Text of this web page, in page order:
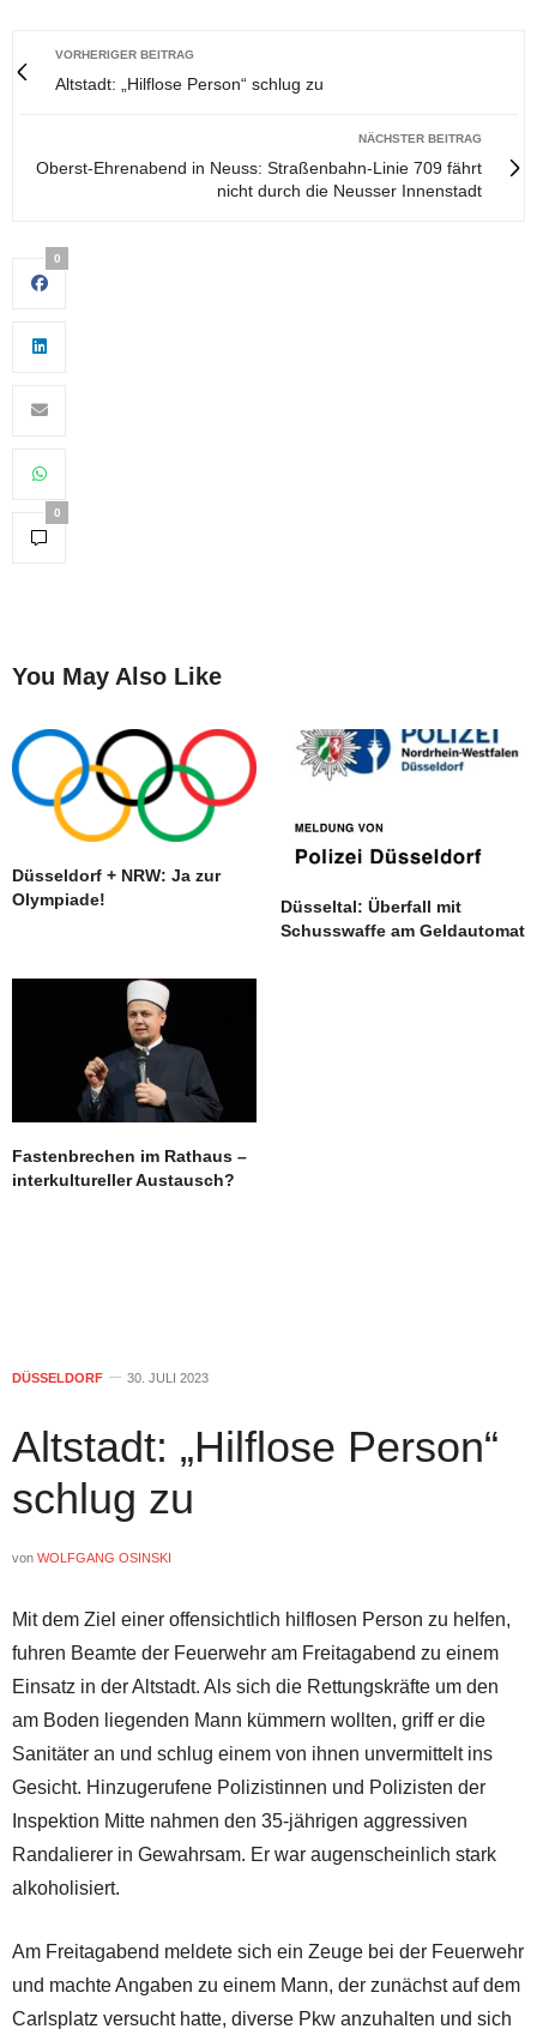
VORHERIGER BEITRAG
Altstadt: „Hilflose Person“ schlug zu
NÄCHSTER BEITRAG
Oberst-Ehrenabend in Neuss: Straßenbahn-Linie 709 fährt
nicht durch die Neusser Innenstadt
0
0
You May Also Like
Düsseldorf + NRW: Ja zur
Olympiade!
Düsseltal: Überfall mit
Schusswaffe am Geldautomat
Fastenbrechen im Rathaus –
interkultureller Austausch?
DÜSSELDORF 30. JULI 2023
Altstadt: „Hilflose Person“
schlug zu
von WOLFGANG OSINSKI
Mit dem Ziel einer offensichtlich hilflosen Person zu helfen,
fuhren Beamte der Feuerwehr am Freitagabend zu einem
Einsatz in der Altstadt. Als sich die Rettungskräfte um den
am Boden liegenden Mann kümmern wollten, griff er die
Sanitäter an und schlug einem von ihnen unvermittelt ins
Gesicht. Hinzugerufene Polizistinnen und Polizisten der
Inspektion Mitte nahmen den 35-jährigen aggressiven
Randalierer in Gewahrsam. Er war augenscheinlich stark
alkoholisiert.
Am Freitagabend meldete sich ein Zeuge bei der Feuerwehr
und machte Angaben zu einem Mann, der zunächst auf dem
Carlsplatz versucht hatte, diverse Pkw anzuhalten und sich